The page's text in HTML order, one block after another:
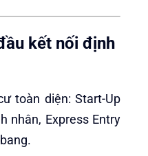
kết nối định
toàn diện: Start-Up
nhân, Express Entry